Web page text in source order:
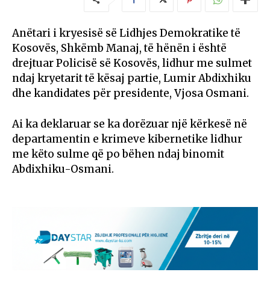
Anëtari i kryesisë së Lidhjes Demokratike të
Kosovës, Shkëmb Manaj, të hënën i është
drejtuar Policisë së Kosovës, lidhur me sulmet
ndaj kryetarit të kësaj partie, Lumir Abdixhiku
dhe kandidates për presidente, Vjosa Osmani.
Ai ka deklaruar se ka dorëzuar një kërkesë në
departamentin e krimeve kibernetike lidhur
me këto sulme që po bëhen ndaj binomit
Abdixhiku-Osmani.